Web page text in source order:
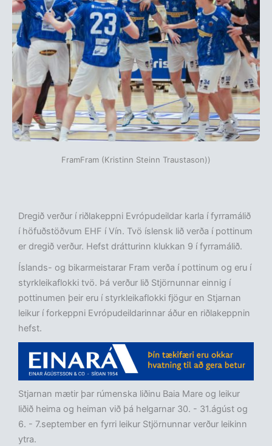
FramFram (Kristinn Steinn Traustason))
Dregið verður í riðlakeppni Evrópudeildar karla í fyrramálið
í höfuðstöðvum EHF í Vín. Tvö íslensk lið verða í pottinum
er dregið verður. Hefst drátturinn klukkan 9 í fyrramálið.
Íslands- og bikarmeistarar Fram verða í pottinum og eru í
styrkleikaflokki tvö. Þá verður lið Stjörnunnar einnig í
pottinumen þeir eru í styrkleikaflokki fjögur en Stjarnan
leikur í forkeppni Evrópudeildarinnar áður en riðlakeppnin
hefst.
Stjarnan mætir þar rúmenska liðinu Baia Mare og leikur
liðið heima og heiman við þá helgarnar 30. - 31.ágúst og
6. - 7.september en fyrri leikur Stjörnunnar verður leikinn
ytra.